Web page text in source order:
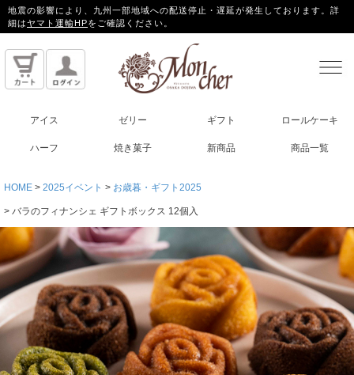
地震の影響により、九州一部地域への配送停止・遅延が発生しております。詳
細はヤマト運輸HPをご確認ください。
アイス ゼリー ギフト ロールケーキ
ハーフ 焼き菓子 新商品 商品一覧
HOME 2025イベント お歳暮・ギフト2025
バラのフィナンシェ ギフトボックス 12個入